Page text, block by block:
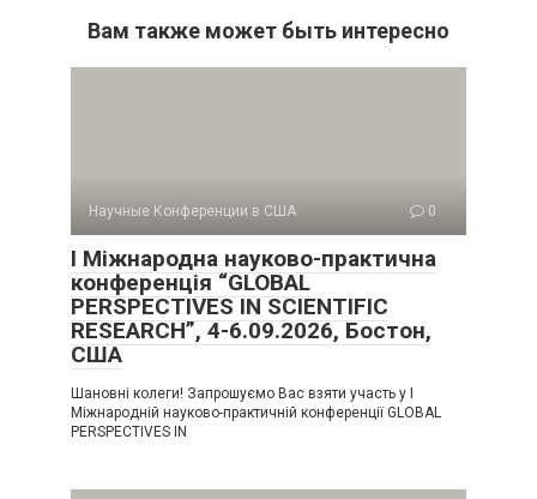
Вам также может быть интересно
Научные Конференции в США 0
I Міжнародна науково-практична
конференція “GLOBAL
PERSPECTIVES IN SCIENTIFIC
RESEARCH”, 4-6.09.2026, Бостон,
США
Шановні колеги! Запрошуємо Вас взяти участь у I
Міжнародній науково-практичній конференції GLOBAL
PERSPECTIVES IN